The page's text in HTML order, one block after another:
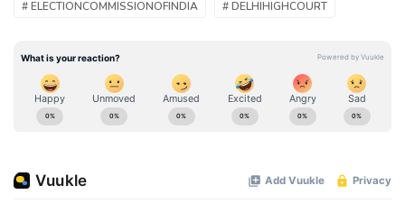
# ELECTIONCOMMISSIONOFINDIA # DELHIHIGHCOURT